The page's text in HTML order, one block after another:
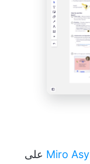
على